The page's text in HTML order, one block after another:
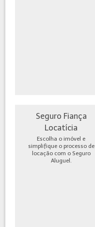
Seguro Fiança
Locatícia
Escolha o imóvel e
simplifique o processo de
locação com o Seguro
Aluguel.